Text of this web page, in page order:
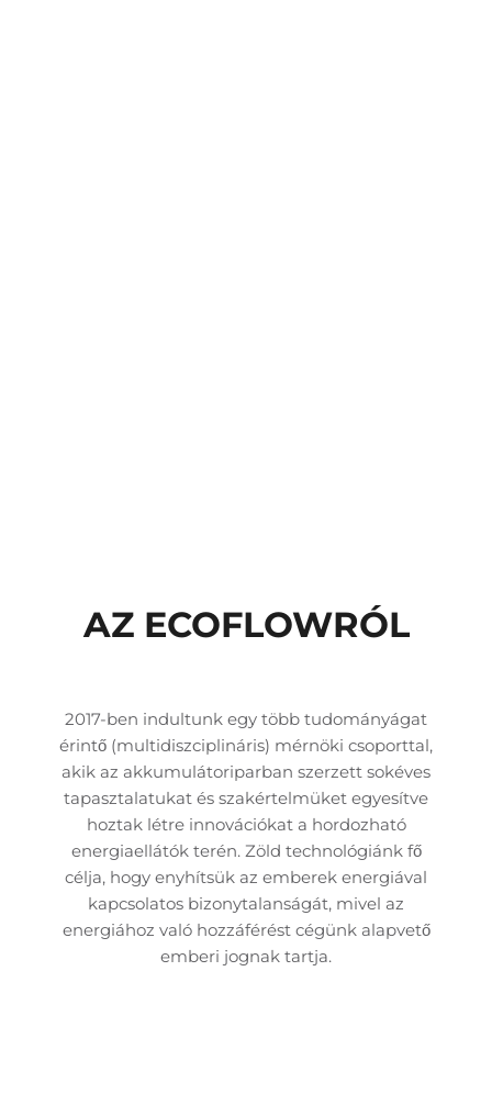
AZ ECOFLOWRÓL
2017-ben indultunk egy több tudományágat
érintő (multidiszciplináris) mérnöki csoporttal,
akik az akkumulátoriparban szerzett sokéves
tapasztalatukat és szakértelmüket egyesítve
hoztak létre innovációkat a hordozható
energiaellátók terén. Zöld technológiánk fő
célja, hogy enyhítsük az emberek energiával
kapcsolatos bizonytalanságát, mivel az
energiához való hozzáférést cégünk alapvető
emberi jognak tartja.